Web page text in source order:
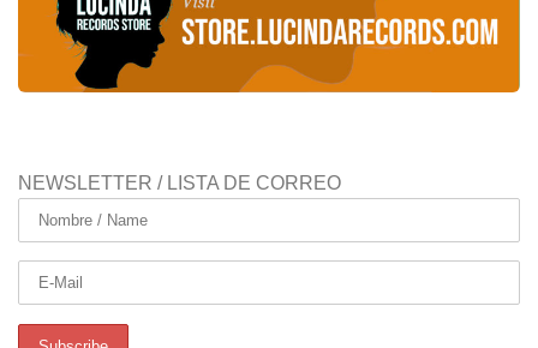
NEWSLETTER / LISTA DE CORREO